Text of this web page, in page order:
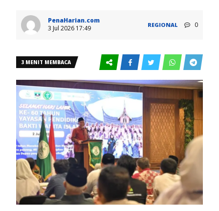
PenaHarian.com
3 Jul 2026 17:49
REGIONAL 0
3 MENIT MEMBACA